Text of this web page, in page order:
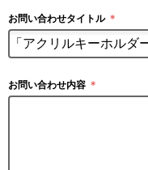
お問い合わせタイトル ＊
お問い合わせ内容 ＊